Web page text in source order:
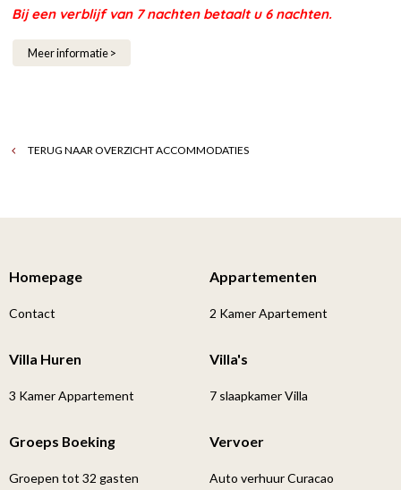
Bij een verblijf van 7 nachten betaalt u 6 nachten.
Meer informatie >
TERUG NAAR OVERZICHT ACCOMMODATIES
Homepage
Contact
Appartementen
2 Kamer Apartement
Villa Huren
3 Kamer Appartement
Villa's
7 slaapkamer Villa
Groeps Boeking
Groepen tot 32 gasten
Vervoer
Auto verhuur Curacao